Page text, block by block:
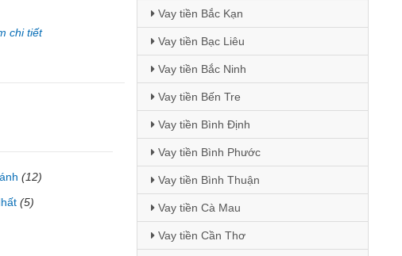
chi tiết
(12)
(5)
Vay tiền Bắc Kạn
Vay tiền Bạc Liêu
Vay tiền Bắc Ninh
Vay tiền Bến Tre
Vay tiền Bình Định
Vay tiền Bình Phước
Vay tiền Bình Thuận
Vay tiền Cà Mau
Vay tiền Cần Thơ